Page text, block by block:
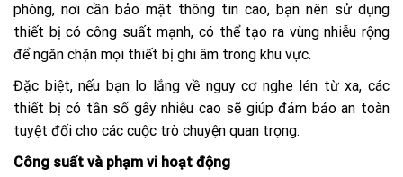
phòng, nơi cần bảo mật thông tin cao, bạn nên sử dụng
thiết bị có công suất mạnh, có thể tạo ra vùng nhiễu rộng
để ngăn chặn mọi thiết bị ghi âm trong khu vực.
Đặc biệt, nếu bạn lo lắng về nguy cơ nghe lén từ xa, các
thiết bị có tần số gây nhiễu cao sẽ giúp đảm bảo an toàn
tuyệt đối cho các cuộc trò chuyện quan trọng.
Công suất và phạm vi hoạt động